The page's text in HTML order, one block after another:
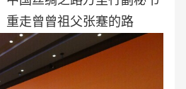
重走曾曾祖父张蹇的路